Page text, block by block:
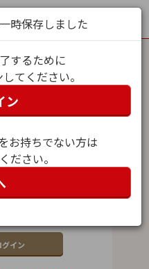
時保存しました
するために
てください。
ン
お持ちでない方は
ださい。